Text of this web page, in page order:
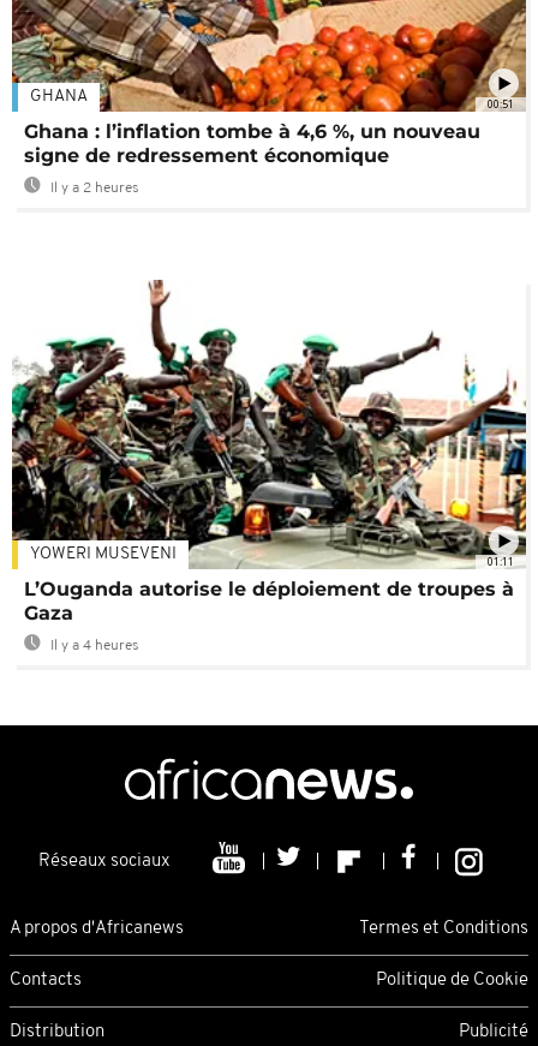
00:51
GHANA
Ghana : l’inflation tombe à 4,6 %, un nouveau
signe de redressement économique
Il y a 2 heures
01:11
YOWERI MUSEVENI
L’Ouganda autorise le déploiement de troupes à
Gaza
Il y a 4 heures
Réseaux sociaux
A propos d'Africanews Termes et Conditions
Contacts Politique de Cookie
Distribution Publicité